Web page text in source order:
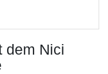
dem Nici